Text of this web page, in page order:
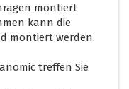
montiert
kann die
montiert werden.
treffen Sie